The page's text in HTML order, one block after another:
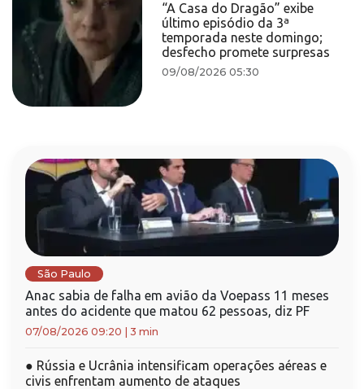
“A Casa do Dragão” exibe
último episódio da 3ª
temporada neste domingo;
desfecho promete surpresas
09/08/2026 05:30
São Paulo
Anac sabia de falha em avião da Voepass 11 meses
antes do acidente que matou 62 pessoas, diz PF
07/08/2026 09:20 3 min
● Rússia e Ucrânia intensificam operações aéreas e
civis enfrentam aumento de ataques